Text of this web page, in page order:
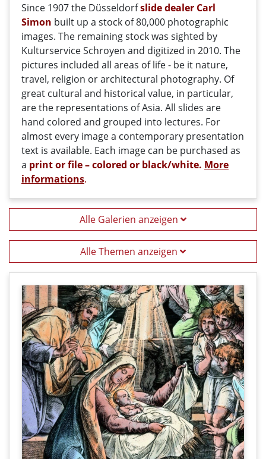
Since 1907 the Düsseldorfslide dealer Carl
Simon built up a stock of 80,000 photographic
images. The remaining stock was sighted by
Kulturservice Schroyen and digitized in 2010. The
pictures included all areas of life- be it nature,
travel, religion orarchitectural photography. Of
great cultural and historical value, in particular,
are the representations ofAsia. All slides are
hand colored and grouped into lectures. For
almost every image a contemporary presentation
text is available. Each image can be purchased as
a print or file– colored or black/white. More
informations.
Alle Galerien anzeigen
Alle Themen anzeigen